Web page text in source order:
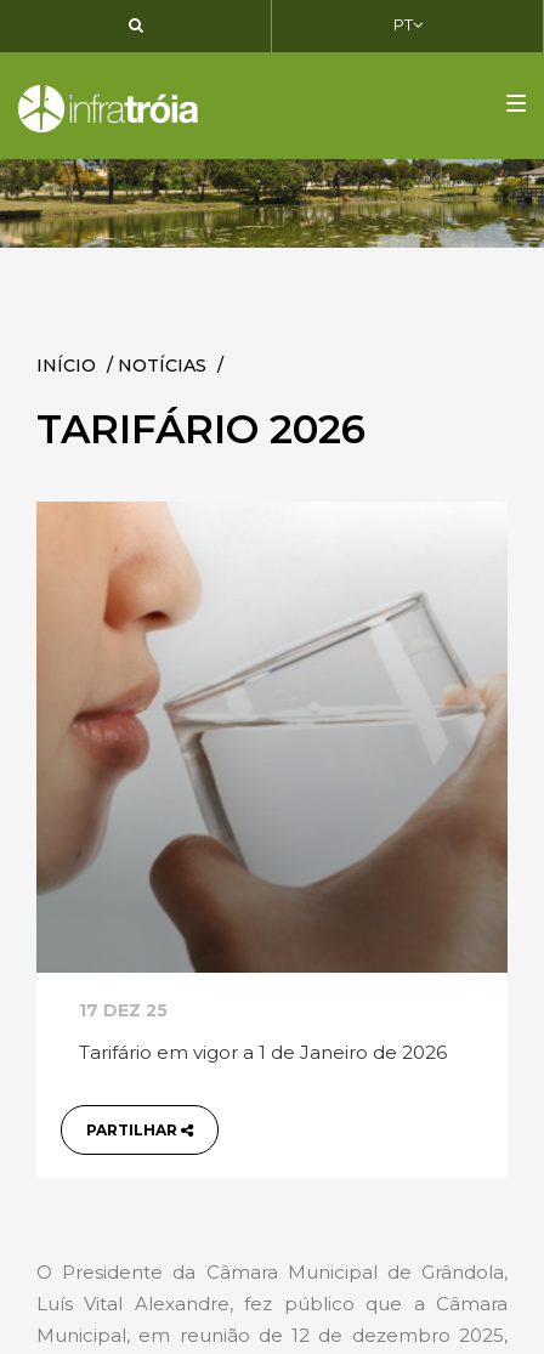
PT
INÍCIO / NOTÍCIAS /
TARIFÁRIO 2026
17 DEZ 25
Tarifário em vigor a 1 de Janeiro de 2026
PARTILHAR
O Presidente da Câmara Municipal de Grândola,
Luís Vital Alexandre, fez público que a Câmara
Municipal, em reunião de 12 de dezembro 2025,